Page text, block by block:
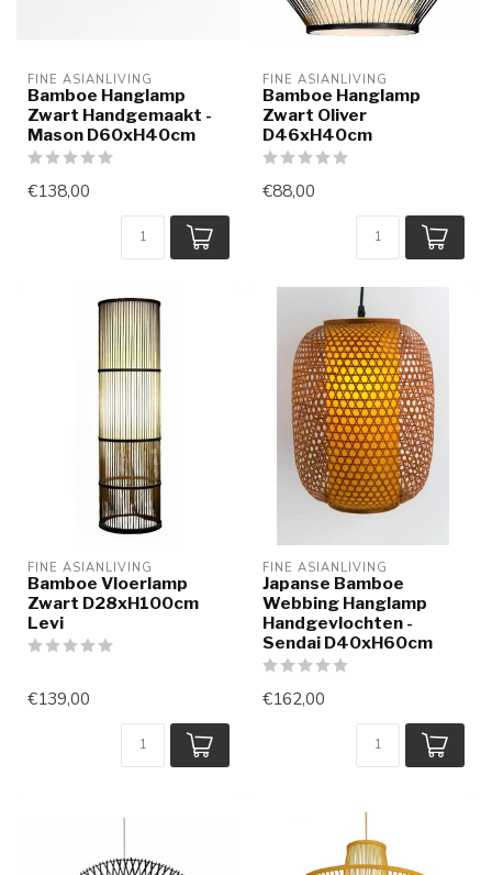
FINE ASIANLIVING
Bamboe Hanglamp
Zwart Handgemaakt -
Mason D60xH40cm
€138,00
FINE ASIANLIVING
Bamboe Hanglamp
Zwart Oliver
D46xH40cm
€88,00
FINE ASIANLIVING
Bamboe Vloerlamp
Zwart D28xH100cm
Levi
€139,00
FINE ASIANLIVING
Japanse Bamboe
Webbing Hanglamp
Handgevlochten -
Sendai D40xH60cm
€162,00